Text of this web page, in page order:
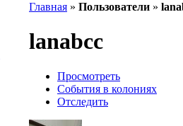
Главная » Пользователи »
lanabcc
Просмотреть
События в колониях
Отследить